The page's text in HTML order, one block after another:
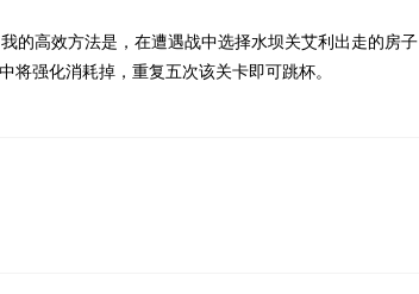
的高效方法是，在遭遇战中选择水坝关艾利出走的房子
强化消耗掉，重复五次该关卡即可跳杯。